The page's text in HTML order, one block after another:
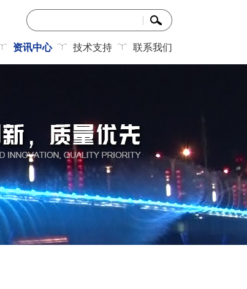
资讯中心 技术支持 联系我们